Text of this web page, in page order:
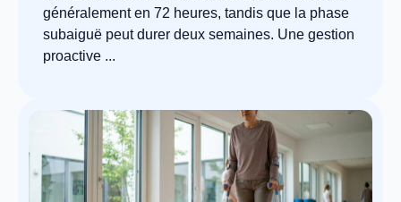
généralement en 72 heures, tandis que la phase
subaiguë peut durer deux semaines. Une gestion
proactive ...